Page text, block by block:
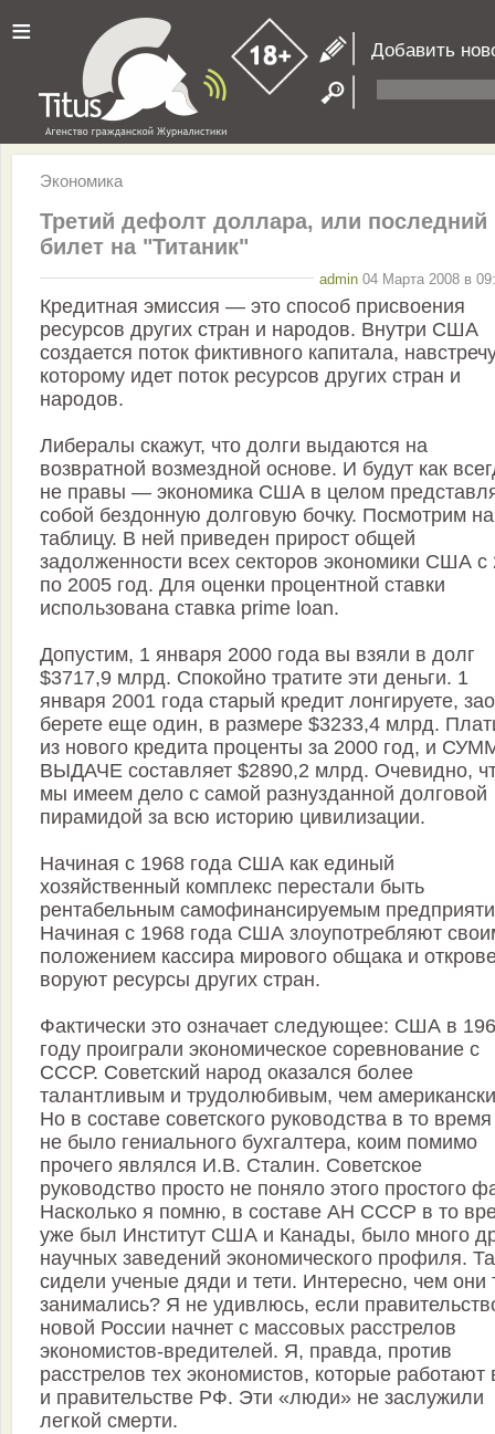
≡ Добавить
Экономика
Третий дефолт доллара, или последний
билет на "Титаник"
admin 04 Марта 2008 в
Кредитная эмиссия — это способ присвоения
ресурсов других стран и народов. Внутри США
создается поток фиктивного капитала,
которому идет поток ресурсов других стран и
народов.
Либералы скажут, что долги выдаются на
возвратной возмездной основе. И будут как
не правы — экономика США в целом
собой бездонную долговую бочку. Посмотрим на
таблицу. В ней приведен прирост общей
задолженности всех секторов экономики США с
по 2005 год. Для оценки процентной ставки
использована ставка prime loan.
Допустим, 1 января 2000 года вы взяли в долг
$3717,9 млрд. Спокойно тратите эти деньги. 1
января 2001 года старый кредит лонгируете,
берете еще один, в размере $3233,4 млрд.
из нового кредита проценты за 2000 год, и
ВЫДАЧЕ составляет $2890,2 млрд. Очевидно,
мы имеем дело с самой разнузданной долговой
пирамидой за всю историю цивилизации.
Начиная с 1968 года США как единый
хозяйственный комплекс перестали быть
рентабельным самофинансируемым
Начиная с 1968 года США злоупотребляют
положением кассира мирового общака и
воруют ресурсы других стран.
Фактически это означает следующее: США в
году проиграли экономическое соревнование с
СССР. Советский народ оказался более
талантливым и трудолюбивым, чем
Но в составе советского руководства в то
не было гениального бухгалтера, коим помимо
прочего являлся И.В. Сталин. Советское
руководство просто не поняло этого простого
Насколько я помню, в составе АН СССР в то
уже был Институт США и Канады, было много
научных заведений экономического профиля.
сидели ученые дяди и тети. Интересно, чем они
занимались? Я не удивлюсь, если
новой России начнет с массовых расстрелов
экономистов-вредителей. Я, правда, против
расстрелов тех экономистов, которые
и правительстве РФ. Эти «люди» не заслужили
легкой смерти.